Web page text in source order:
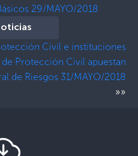
29/MAYO/2018
Civil e instituciones
Protección Civil apuestan
de Riesgos 31/MAYO/2018
»»